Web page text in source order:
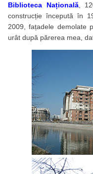
Biblioteca Națională,
construcție începută în
2009, fațadele demolate
urât după părerea mea,